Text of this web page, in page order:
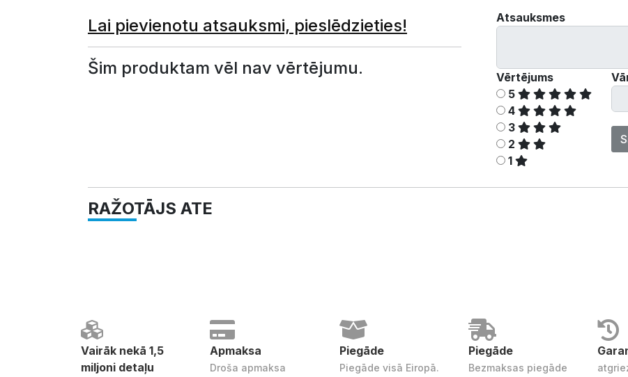
Lai pievienotu atsauksmi, pieslēdzieties!
Šim produktam vēl nav vērtējumu.
Atsauksmes
Vērtējums
5
4
3
2
1
RAŽOTĀJS ATE
Vairāk nekā 1,5
miljoni detaļu
Apmaksa
Droša apmaksa
Piegāde
Piegāde visā Eiropā.
Piegāde
Bezmaksas piegāde